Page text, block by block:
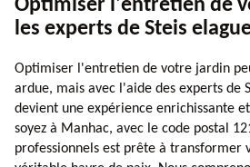
Optimiser l'entretien de
les experts de Steis
Optimiser l'entretien de votre jardin
ardue, mais avec l'aide des experts de
devient une expérience enrichissante
soyez à Manhac, avec le code postal
professionnels est prête à transformer